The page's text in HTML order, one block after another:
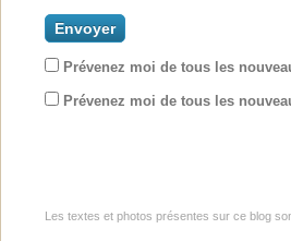
Prévenez moi de tous les
Prévenez moi de tous les
Les textes et photos présentes sur ce blog